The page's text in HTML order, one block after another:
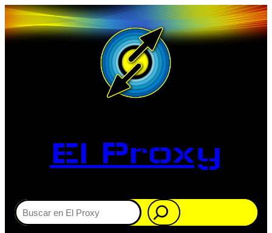
El Proxy
Buscar